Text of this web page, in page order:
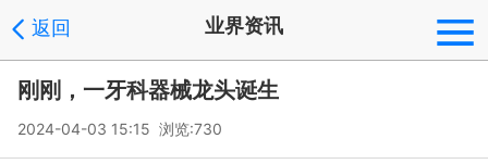
返回 业界资讯
刚刚，一牙科器械龙头诞生
2024-04-03 15:15 浏览:730